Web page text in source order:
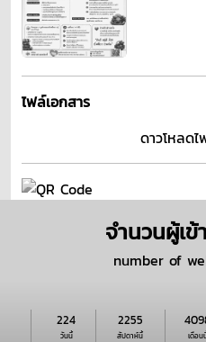
ไฟล์เอกสาร
ดาวโหลด
จำนวนผู้เข้
number of
วันนี้
224
สัปดาห์นี้
2255
เดือน